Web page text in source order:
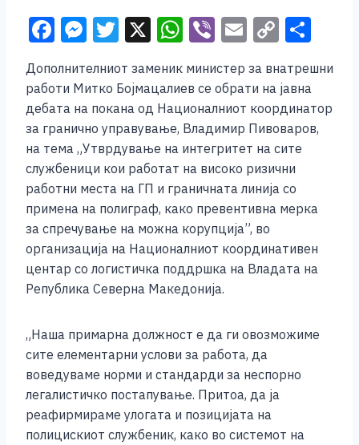
F
c
e
b
o
o
k
M
ss
e
n
g
er
T
tt
er
X W
at
s
A
p
p
Vi
er
E
ai
l
C
p
y
Li
n
k
ar
e
Дополнителниот заменик министер за внатрешни
работи Митко Бојмацалиев се обрати на јавна
дебата на покана од Националниот координатор
за гранично управување, Владимир Пивоваров,
на тема „Утврдување на интегритет на сите
службеници кои работат на високо ризични
работни места на ГП и граничната линија со
примена на полиграф, како превентивна мерка
за спречување на можна корупција”, во
организација на Националниот координативен
центар со логистичка поддршка на Владата на
Република Северна Македонија.
„Наша примарна должност е да ги овозможиме
сите елементарни услови за работа, да
воведуваме норми и стандарди за неспорно
легалистичко постапување. Притоа, да ја
реафирмираме улогата и позицијата на
полицискиот службеник, како во системот на